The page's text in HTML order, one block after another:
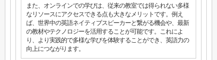
また、オンラインでの学びは、従来の教室では得られない多様
なリソースにアクセスできる点も大きなメリットです。例え
ば、世界中の英語ネイティブスピーカーと繋がる機会や、最新
の教材やテクノロジーを活用することが可能です。これによ
り、より実践的で多様な学びを体験することができ、英語力の
向上につながります。